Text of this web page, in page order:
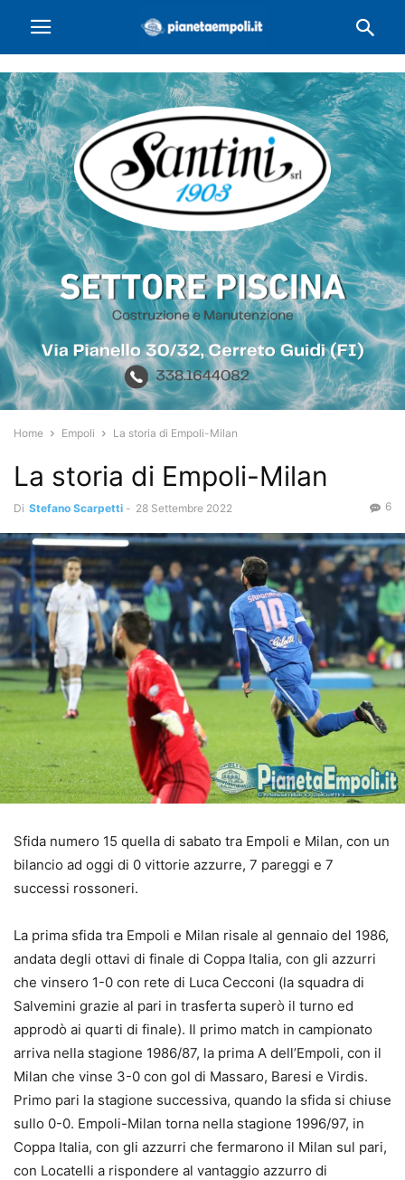
Home Empoli La storia di Empoli-Milan
La storia di Empoli-Milan
Di Stefano Scarpetti - 28 Settembre 2022 6
Sfida numero 15 quella di sabato tra Empoli e Milan, con un
bilancio ad oggi di 0 vittorie azzurre, 7 pareggi e 7
successi rossoneri.
La prima sfida tra Empoli e Milan risale al gennaio del 1986,
andata degli ottavi di finale di Coppa Italia, con gli azzurri
che vinsero 1-0 con rete di Luca Cecconi (la squadra di
Salvemini grazie al pari in trasferta superò il turno ed
approdò ai quarti di finale). Il primo match in campionato
arriva nella stagione 1986/87, la prima A dell’Empoli, con il
Milan che vinse 3-0 con gol di Massaro, Baresi e Virdis.
Primo pari la stagione successiva, quando la sfida si chiuse
sullo 0-0. Empoli-Milan torna nella stagione 1996/97, in
Coppa Italia, con gli azzurri che fermarono il Milan sul pari,
con Locatelli a rispondere al vantaggio azzurro di